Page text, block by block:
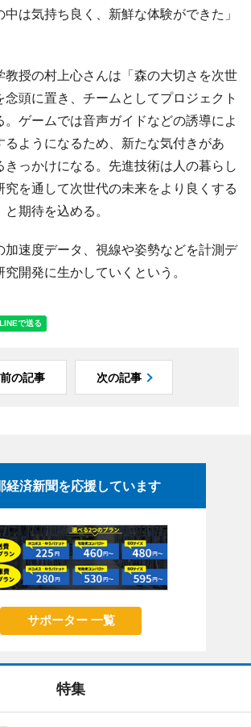
は気持ち良く、新鮮な体験ができた」
授の村上心さんは「森の大切さを次世
頭に置き、チームとしてプロジェクト
。ゲームでは音声ガイドなどの誘導によ
るようになるため、新たな気付きがあ
きっかけになる。先進技術は人の暮らし
究を通して次世代の未来をより良くする
期待を込める。
速度データ、視線や姿勢などを計測デ
開発に生かしていくという。
前の記事 次の記事
経済新聞を応援しています
サポーター 一覧
特集